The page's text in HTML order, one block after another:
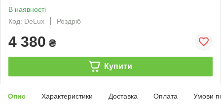
В наявності
Код: DeLux
Роздріб
4 380 ₴
Купити
Опис Характеристики Доставка Оплата Умови